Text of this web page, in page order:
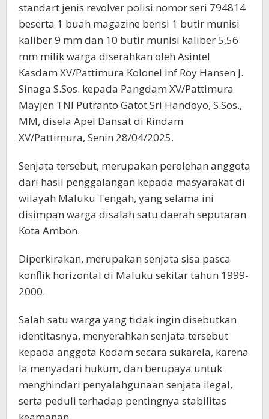
standart jenis revolver polisi nomor seri 794814
beserta 1 buah magazine berisi 1 butir munisi
kaliber 9 mm dan 10 butir munisi kaliber 5,56
mm milik warga diserahkan oleh Asintel
Kasdam XV/Pattimura Kolonel Inf Roy Hansen J.
Sinaga S.Sos. kepada Pangdam XV/Pattimura
Mayjen TNI Putranto Gatot Sri Handoyo, S.Sos.,
MM, disela Apel Dansat di Rindam
XV/Pattimura, Senin 28/04/2025.
Senjata tersebut, merupakan perolehan anggota
dari hasil penggalangan kepada masyarakat di
wilayah Maluku Tengah, yang selama ini
disimpan warga disalah satu daerah seputaran
Kota Ambon.
Diperkirakan, merupakan senjata sisa pasca
konflik horizontal di Maluku sekitar tahun 1999-
2000.
Salah satu warga yang tidak ingin disebutkan
identitasnya, menyerahkan senjata tersebut
kepada anggota Kodam secara sukarela, karena
Ia menyadari hukum, dan berupaya untuk
menghindari penyalahgunaan senjata ilegal,
serta peduli terhadap pentingnya stabilitas